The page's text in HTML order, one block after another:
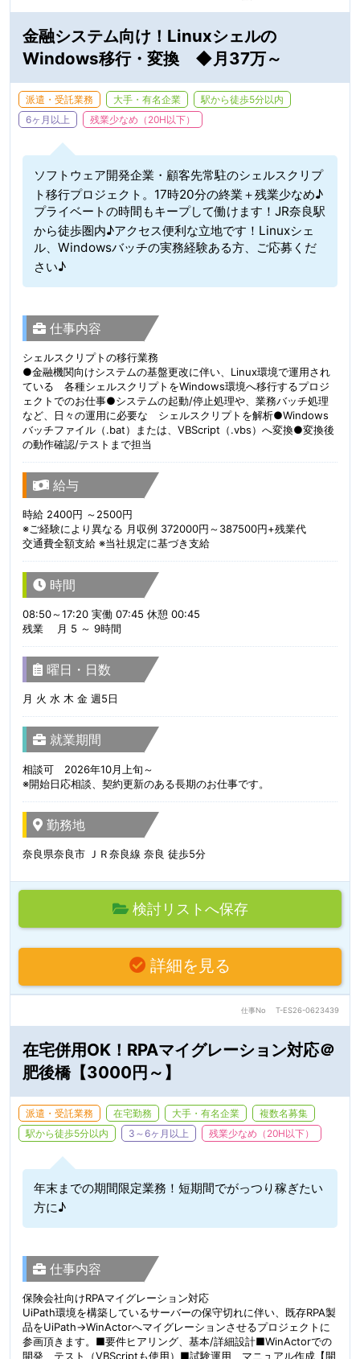
金融システム向け！Linuxシェルの
Windows移行・変換 ◆月37万～
派遣・受託業務 大手・有名企業
駅から徒歩5分以内
6ヶ月以上
残業少なめ（20H以下）
ソフトウェア開発企業・顧客先常駐のシェルスクリプ
ト移行プロジェクト。17時20分の終業＋残業少なめ♪
プライベートの時間もキープして働けます！JR奈良駅
から徒歩圏内♪アクセス便利な立地です！Linuxシェ
ル、Windowsバッチの実務経験ある方、ご応募くだ
さい♪
仕事内容
シェルスクリプトの移行業務
●金融機関向けシステムの基盤更改に伴い、Linux環境で運用され
ている 各種シェルスクリプトをWindows環境へ移行するプロジ
ェクトでのお仕事●システムの起動/停止処理や、業務バッチ処理
など、日々の運用に必要な シェルスクリプトを解析●Windows
バッチファイル（.bat）または、VBScript（.vbs）へ変換●変換後
の動作確認/テストまで担当
給与
時給 2400円 ～2500円
※ご経験により異なる 月収例 372000円～387500円+残業代
交通費全額支給 ※当社規定に基づき支給
時間
08:50～17:20 実働 07:45 休憩 00:45
残業 月 5 ～ 9時間
曜日・日数
月 火 水 木 金 週5日
就業期間
相談可 2026年10月上旬～
※開始日応相談、契約更新のある長期のお仕事です。
勤務地
奈良県奈良市 ＪＲ奈良線 奈良 徒歩5分
検討リストへ保存
詳細を見る
仕事No T-ES26-0623439
在宅併用OK！RPAマイグレーション対応＠
肥後橋【3000円～】
派遣・受託業務 在宅勤務 大手・有名企業
複数名募集
駅から徒歩5分以内
3～6ヶ月以上 残業少なめ（20H以下）
年末までの期間限定業務！短期間でがっつり稼ぎたい
方に♪
仕事内容
保険会社向けRPAマイグレーション対応
UiPath環境を構築しているサーバーの保守切れに伴い、既存RPA製
品をUiPath→WinActorへマイグレーションさせるプロジェクトに
参画頂きます。■要件ヒアリング、基本/詳細設計■WinActorでの
開発、テスト（VBScriptも使用）■試験運用、マニュアル作成【開